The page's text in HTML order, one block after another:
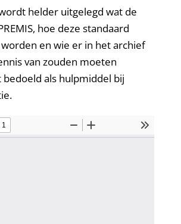
helder uitgelegd wat de
hoe deze standaard
en wie er in het archief
van zouden moeten
bedoeld als hulpmiddel bij